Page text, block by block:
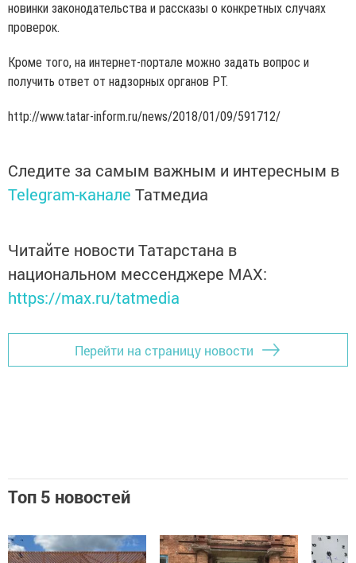
новинки законодательства и рассказы о конкретных случаях
проверок.
Кроме того, на интернет-портале можно задать вопрос и
получить ответ от надзорных органов РТ.
http://www.tatar-inform.ru/news/2018/01/09/591712/
Следите за самым важным и интересным в
Telegram-канале Татмедиа
Читайте новости Татарстана в
национальном мессенджере MАХ:
https://max.ru/tatmedia
Перейти на страницу новости
Топ 5 новостей